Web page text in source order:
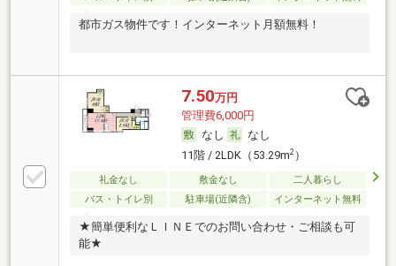
都市ガス物件です！インターネット月額無料！
7.50万円
管理費6,000円
なし
なし
11階 / 2LDK（53.29m2）
礼金なし 敷金なし
二人暮らし
バス・トイレ別
駐車場(近隣含) インターネット無料
★簡単便利なＬＩＮＥでのお問い合わせ・ご相談も可
能★